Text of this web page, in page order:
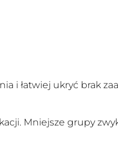
i łatwiej ukryć brak
Mniejsze grupy